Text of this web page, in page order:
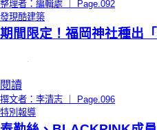
整理者：編輯處 ｜ Page.092
發現酷建築
期間限定！福岡神社種出「
閱讀
撰文者：李清志 ｜ Page.096
特別報導